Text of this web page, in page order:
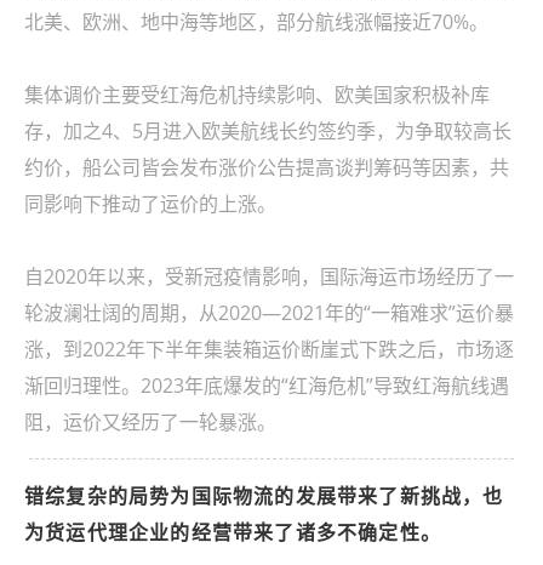
北美、欧洲、地中海等地区，部分航线涨幅接近70%。
集体调价主要受红海危机持续影响、欧美国家积极补库
存，加之4、5月进入欧美航线长约签约季，为争取较高长
约价，船公司皆会发布涨价公告提高谈判筹码等因素，共
同影响下推动了运价的上涨。
自2020年以来，受新冠疫情影响，国际海运市场经历了一
轮波澜壮阔的周期，从2020—2021年的“一箱难求”运价暴
涨，到2022年下半年集装箱运价断崖式下跌之后，市场逐
渐回归理性。2023年底爆发的“红海危机”导致红海航线遇
阻，运价又经历了一轮暴涨。
错综复杂的局势为国际物流的发展带来了新挑战，也
为货运代理企业的经营带来了诸多不确定性。